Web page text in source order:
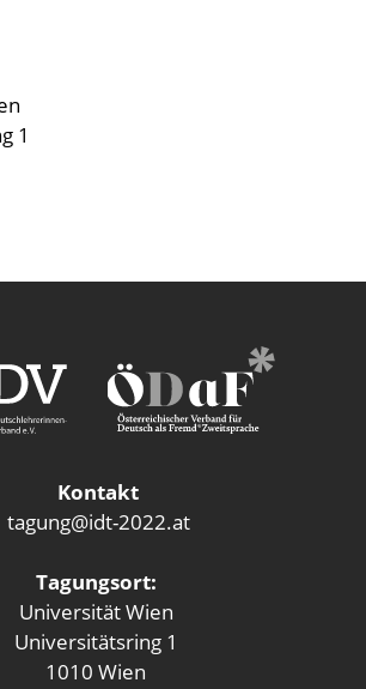
1
Kontakt
tagung@idt-2022.at
Tagungsort:
Universität Wien
Universitätsring 1
1010 Wien